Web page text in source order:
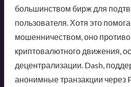
большинством бирж для
пользователя. Хотя это
мошенничеством, оно
криптовалютного движения,
децентрализации. Dash,
анонимные транзакции через